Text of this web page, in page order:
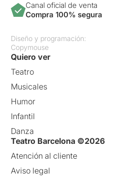
Canal oficial de venta
Compra 100% segura
Diseño y programación:
Copymouse
Quiero ver
Teatro
Musicales
Humor
Infantil
Danza
Teatro Barcelona ©2026
Atención al cliente
Aviso legal